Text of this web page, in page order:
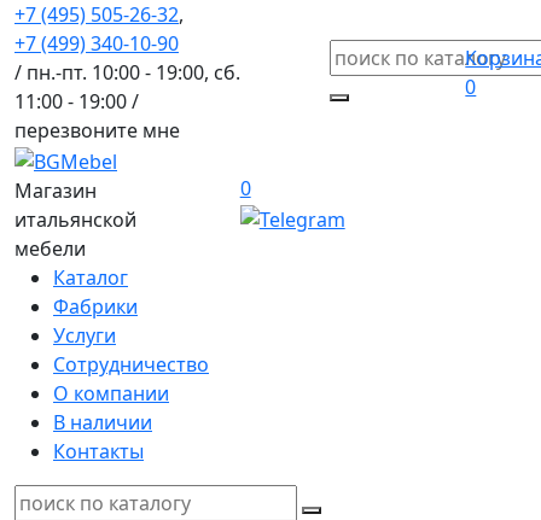
+7 (495) 505-26-32,
+7 (499) 340-10-90
/ пн.-пт. 10:00 - 19:00, сб.
11:00 - 19:00 /
перезвоните мне
0
Магазин
итальянской
мебели
0
Каталог
Фабрики
Услуги
Сотрудничество
О компании
В наличии
Контакты